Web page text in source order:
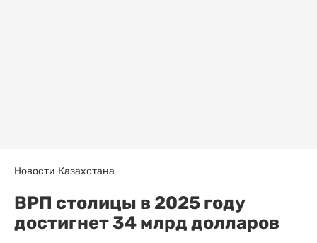
Новости Казахстана
ВРП столицы в 2025 году
достигнет 34 млрд долларов